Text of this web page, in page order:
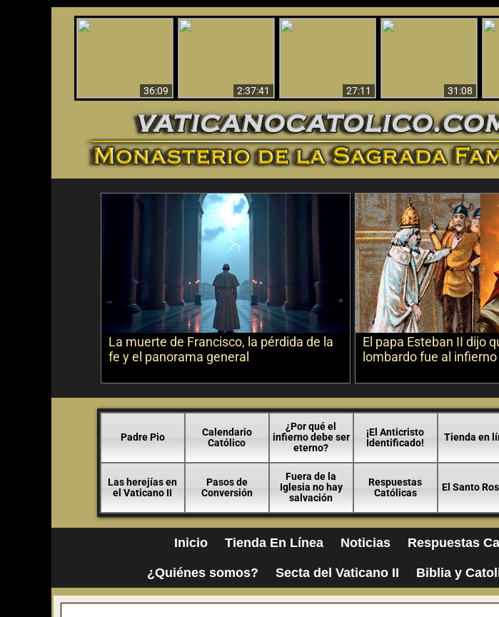
36:09
2:37:41
27:11
31:08
La muerte de Francisco, la pérdida de la
fe y el panorama general
El papa Esteban II dijo
lombardo fue al infierno
Padre Pio
Calendario
Católico
¿Por qué el
infierno debe ser
eterno?
¡El Anticristo
Identificado!
Tienda en
Las herejías en
el Vaticano II
Pasos de
Conversión
Fuera de la
Iglesia no hay
salvación
Respuestas
Católicas
El Santo
Inicio Tienda En Línea Noticias Respuestas
¿Quiénes somos? Secta del Vaticano II Biblia y